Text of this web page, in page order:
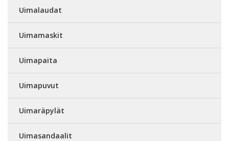
Uimalaudat
Uimamaskit
Uimapaita
Uimapuvut
Uimaräpylät
Uimasandaalit